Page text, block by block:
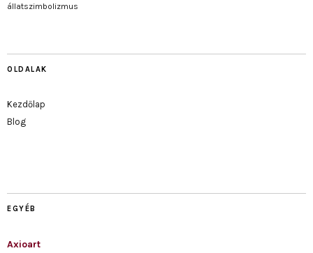
állatszimbolizmus
OLDALAK
Kezdőlap
Blog
EGYÉB
Axioart